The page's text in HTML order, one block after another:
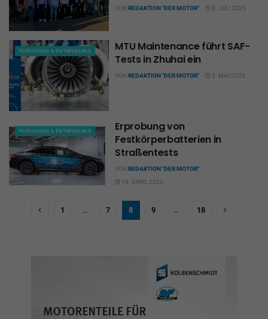
VON REDAKTION "DER MOTOR" 8. JULI 2025
FORSCHUNG & ENTWICKLUNG
MTU Maintenance führt SAF-
Tests in Zhuhai ein
VON REDAKTION "DER MOTOR" 5. MAI 2025
FORSCHUNG & ENTWICKLUNG
Erprobung von
Festkörperbatterien in
Straßentests
VON REDAKTION "DER MOTOR"
18. APRIL 2025
1 … 7 8 9 … 18